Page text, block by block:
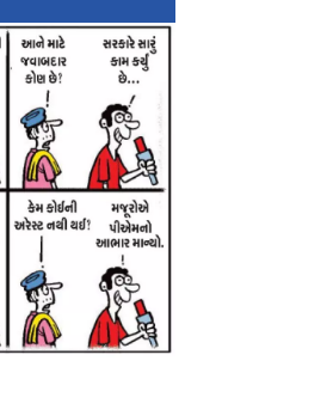
પૅકેજની લાલચ
ત્રણ
અપહરણ